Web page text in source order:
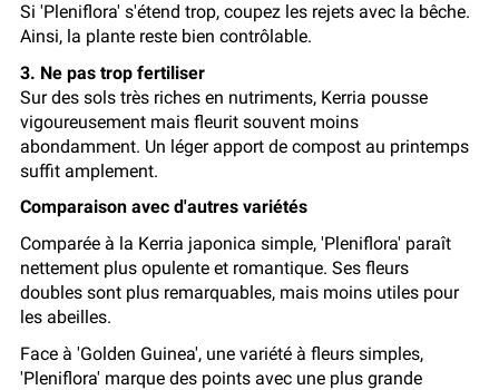
Si 'Pleniflora' s'étend trop, coupez les rejets avec la bêche.
Ainsi, la plante reste bien contrôlable.
3. Ne pas trop fertiliser
Sur des sols très riches en nutriments, Kerria pousse
vigoureusement mais fleurit souvent moins
abondamment. Un léger apport de compost au printemps
suffit amplement.
Comparaison avec d'autres variétés
Comparée à la Kerria japonica simple, 'Pleniflora' paraît
nettement plus opulente et romantique. Ses fleurs
doubles sont plus remarquables, mais moins utiles pour
les abeilles.
Face à 'Golden Guinea', une variété à fleurs simples,
'Pleniflora' marque des points avec une plus grande